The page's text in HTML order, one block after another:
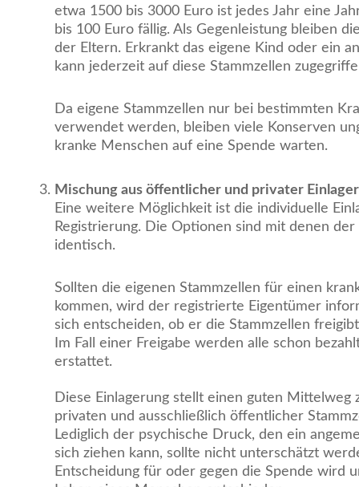
etwa 1500 bis 3000 Euro ist jedes Jahr eine
bis 100 Euro fällig. Als Gegenleistung bleiben
der Eltern. Erkrankt das eigene Kind oder ein
kann jederzeit auf diese Stammzellen
Da eigene Stammzellen nur bei bestimmten
verwendet werden, bleiben viele Konserven
kranke Menschen auf eine Spende warten.
Mischung aus öffentlicher und privater
Eine weitere Möglichkeit ist die individuelle
Registrierung. Die Optionen sind mit denen
identisch.
Sollten die eigenen Stammzellen für einen
kommen, wird der registrierte Eigentümer
sich entscheiden, ob er die Stammzellen
Im Fall einer Freigabe werden alle schon
erstattet.
Diese Einlagerung stellt einen guten Mittelweg
privaten und ausschließlich öffentlicher
Lediglich der psychische Druck, den ein
sich ziehen kann, sollte nicht unterschätzt
Entscheidung für oder gegen die Spende wird